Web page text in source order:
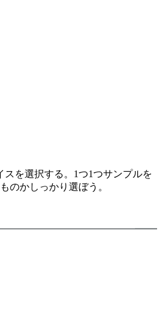
スを選択する。1つ1つサンプルを
のかしっかり選ぼう。